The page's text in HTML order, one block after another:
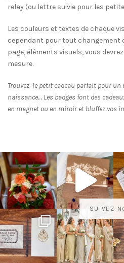
relay (ou lettre suivie pour les
Les couleurs et textes de chaque
cependant pour tout changement
page, éléments visuels, vous
mesure.
Trouvez le petit cadeau parfait pour un
naissance… Les badges font des
en magnet ou en miroir et bluffez vos
SUIVEZ-